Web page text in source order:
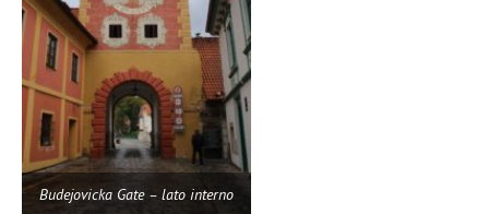
Budejovicka Gate – lato interno